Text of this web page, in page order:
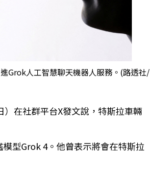
Grok人工智慧聊天機器人服務。(路透社/
在社群平台X發文說，特斯拉車輛
型Grok 4。他曾表示將會在特斯拉